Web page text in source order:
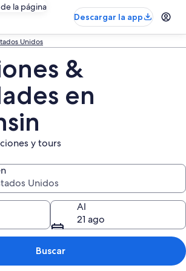
la página
Descargar la app
Unidos
&
en
y tours
Unidos
Al
21 ago
Buscar